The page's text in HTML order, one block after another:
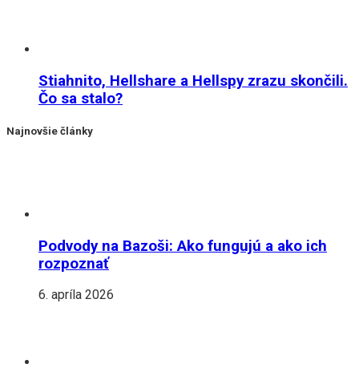
Stiahnito, Hellshare a Hellspy zrazu skončili.
Čo sa stalo?
Najnovšie články
Podvody na Bazoši: Ako fungujú a ako ich
rozpoznať
6. apríla 2026